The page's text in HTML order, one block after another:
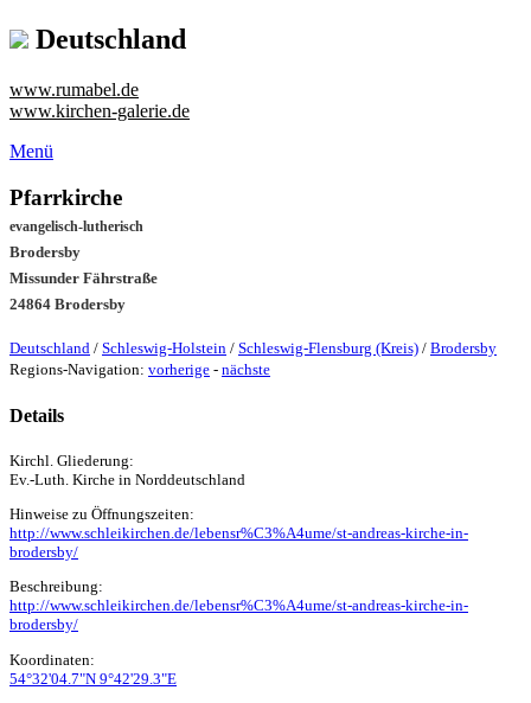
Deutschland
www.rumabel.de
www.kirchen-galerie.de
Menü
Pfarrkirche
evangelisch-lutherisch
Brodersby
Missunder Fährstraße
24864 Brodersby
Deutschland / Schleswig-Holstein / Schleswig-Flensburg (Kreis) / Brodersby
Regions-Navigation: vorherige - nächste
Details
Kirchl. Gliederung:
Ev.-Luth. Kirche in Norddeutschland
Hinweise zu Öffnungszeiten:
http://www.schleikirchen.de/lebensr%C3%A4ume/st-andreas-kirche-in-
brodersby/
Beschreibung:
http://www.schleikirchen.de/lebensr%C3%A4ume/st-andreas-kirche-in-
brodersby/
Koordinaten:
54°32'04.7"N 9°42'29.3"E